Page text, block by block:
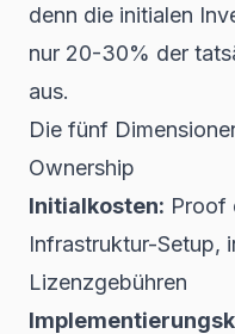
denn die initialen
nur 20-30% der
aus.
Die fünf
Ownership
Initialkosten: Proof
Infrastruktur-Setup,
Lizenzgebühren